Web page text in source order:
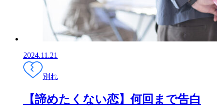
2024.11.21
別れ
【諦めたくない恋】何回まで告白